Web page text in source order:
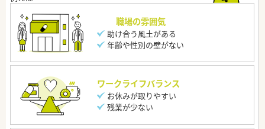
職場の雰囲気
助け合う風土がある
年齢や性別の壁がない
ワークライフバランス
お休みが取りやすい
残業が少ない